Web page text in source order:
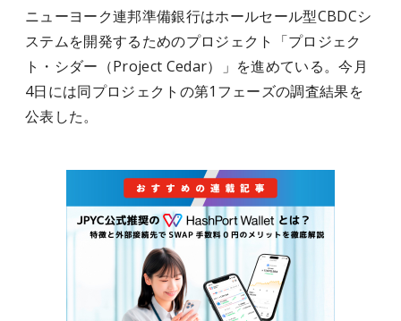
ニューヨーク連邦準備銀行はホールセール型CBDCシ
ステムを開発するためのプロジェクト「プロジェク
ト・シダー（Project Cedar）」を進めている。今月
4日には同プロジェクトの第1フェーズの調査結果を
公表した。